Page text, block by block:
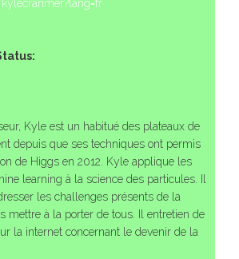
Kyle est un habitué des plateaux de
depuis que ses techniques ont permis
de Higgs en 2012. Kyle applique les
learning à la science des particules. Il
les challenges présents de la
mettre à la porter de tous. Il entretien de
la internet concernant le devenir de la